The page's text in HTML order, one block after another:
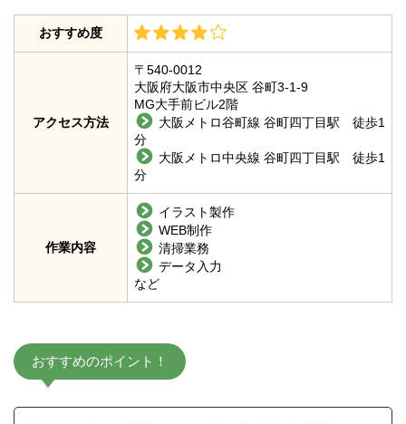
おすすめ度
アクセス方法
〒540-0012
大阪府大阪市中央区 谷町3-1-9
MG大手前ビル2階
大阪メトロ谷町線 谷町四丁目駅 徒歩1
分
大阪メトロ中央線 谷町四丁目駅 徒歩1
分
作業内容
イラスト製作
WEB制作
清掃業務
データ入力
など
おすすめのポイント！